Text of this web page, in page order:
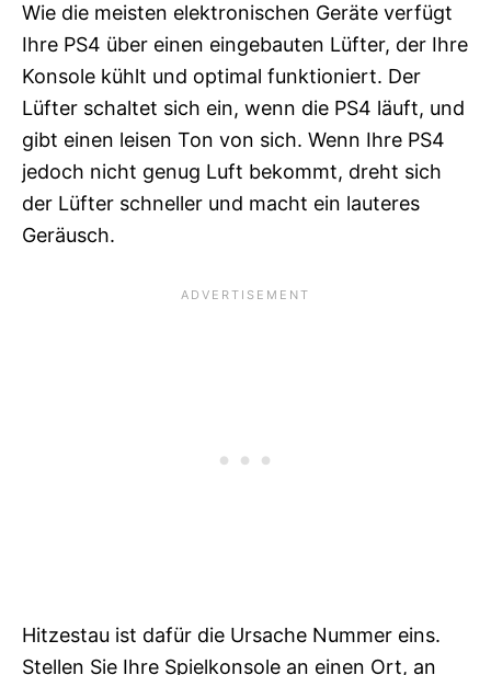
Wie die meisten elektronischen Geräte verfügt
Ihre PS4 über einen eingebauten Lüfter, der Ihre
Konsole kühlt und optimal funktioniert. Der
Lüfter schaltet sich ein, wenn die PS4 läuft, und
gibt einen leisen Ton von sich. Wenn Ihre PS4
jedoch nicht genug Luft bekommt, dreht sich
der Lüfter schneller und macht ein lauteres
Geräusch.
Hitzestau ist dafür die Ursache Nummer eins.
Stellen Sie Ihre Spielkonsole an einen Ort, an